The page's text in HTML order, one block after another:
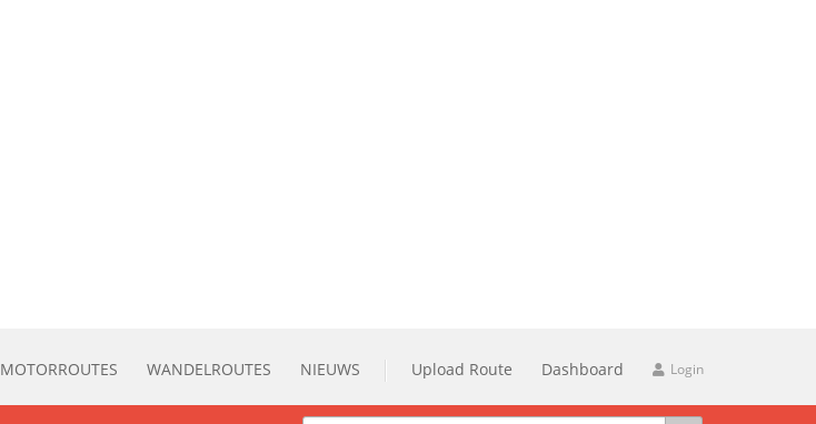
MOTORROUTES WANDELROUTES NIEUWS Upload Route Dashboard Login